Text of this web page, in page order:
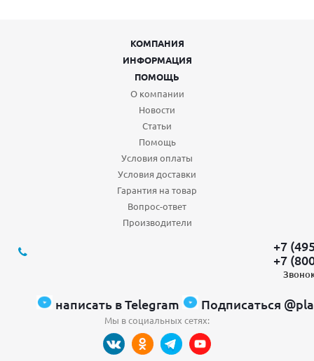
КОМПАНИЯ
ИНФОРМАЦИЯ
ПОМОЩЬ
О компании
Новости
Статьи
Помощь
Условия оплаты
Условия доставки
Гарантия на товар
Вопрос-ответ
Производители
+7
+7
написать в Telegram Подписаться
Мы в социальных сетях: